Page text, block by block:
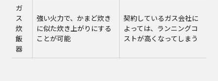
ガ
ス
炊
飯
器
強い火力で、かまど炊き
に似た炊き上がりにする
ことが可能
契約しているガス会社に
よっては、ランニングコ
ストが高くなってしまう